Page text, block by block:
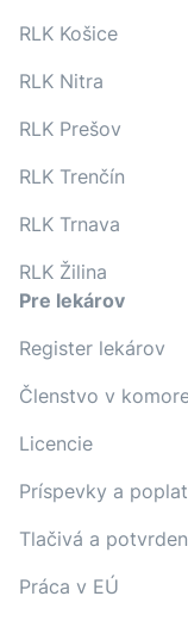
RLK Košice
RLK Nitra
RLK Prešov
RLK Trenčín
RLK Trnava
RLK Žilina
Pre lekárov
Register lekárov
Členstvo v
Licencie
Príspevky a
Tlačivá a
Práca v EÚ